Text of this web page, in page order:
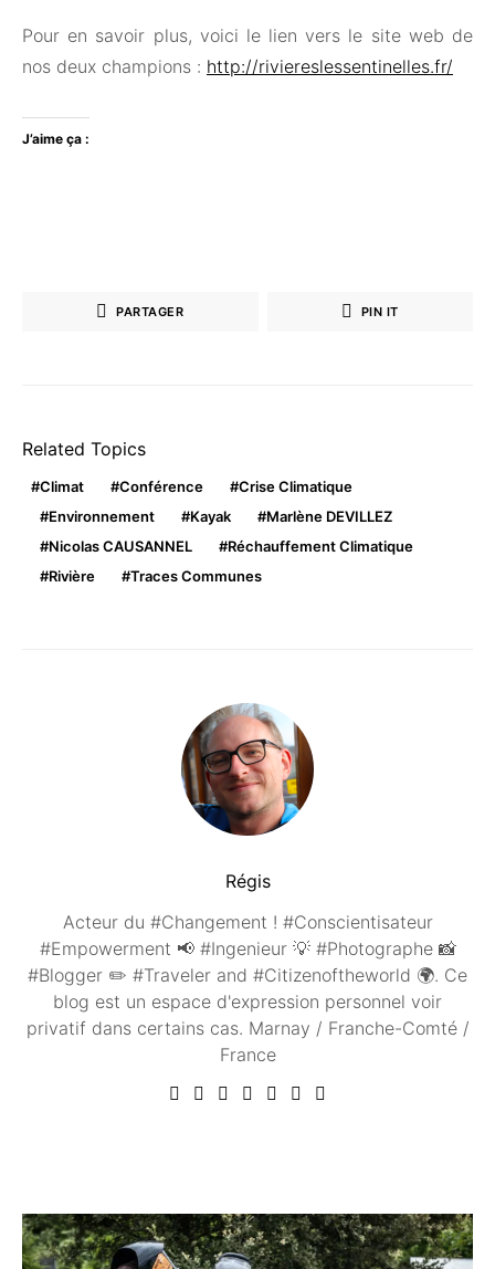
Pour en savoir plus, voici le lien vers le site web de
nos deux champions : http://riviereslessentinelles.fr/
J’aime ça :
PARTAGER PIN IT
Related Topics
Climat Conférence
Crise Climatique
Environnement
Kayak
Marlène DEVILLEZ
Nicolas CAUSANNEL
Réchauffement Climatique
Rivière
Traces Communes
Régis
Acteur du #Changement ! #Conscientisateur
#Empowerment 📢 #Ingenieur 💡 #Photographe 📸
#Blogger ✏️ #Traveler and #Citizenoftheworld 🌍. Ce
blog est un espace d'expression personnel voir
privatif dans certains cas. Marnay / Franche-Comté /
France